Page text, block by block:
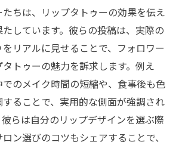
ちは、リップタトゥーの効果を伝え
しています。彼らの投稿は、実際の
リアルに見せることで、フォロワー
トゥーの魅力を訴求します。例え
のメイク時間の短縮や、食事後も色
ることで、実用的な側面が強調され
らは自分のリップデザインを選ぶ際
ン選びのコツもシェアすることで、